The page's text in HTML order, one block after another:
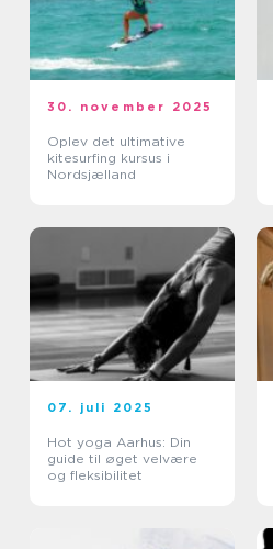
30. november 2025
Oplev det ultimative
kitesurfing kursus i
Nordsjælland
07. juli 2025
Hot yoga Aarhus: Din
guide til øget velvære
og fleksibilitet